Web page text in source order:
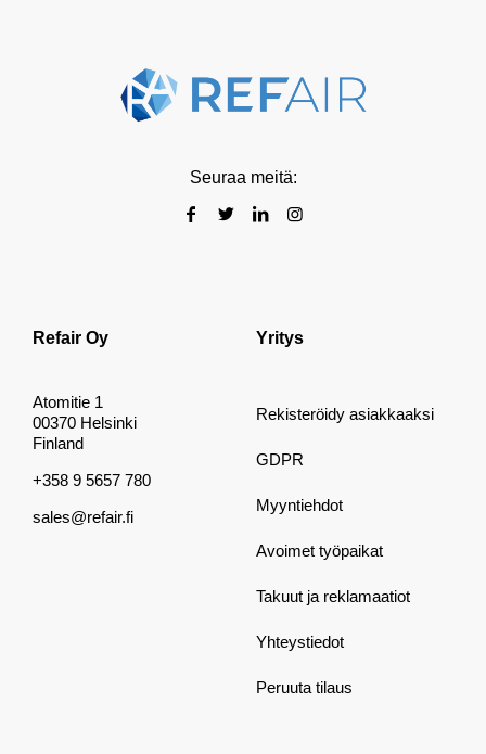
Seuraa meitä:
Refair Oy
Atomitie 1
00370 Helsinki
Finland
+358 9 5657 780
sales@refair.fi
Yritys
Rekisteröidy asiakkaaksi
GDPR
Myyntiehdot
Avoimet työpaikat
Takuut ja reklamaatiot
Yhteystiedot
Peruuta tilaus